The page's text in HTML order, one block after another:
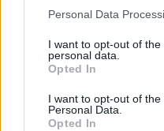
Personal Data
I want to opt-out of
personal data.
Opted In
I want to opt-out of the
Personal Data.
Opted In
guida spirituale (per
essere affrontata e
consueti canali del
ma con azioni di
Maduro alla stregua di